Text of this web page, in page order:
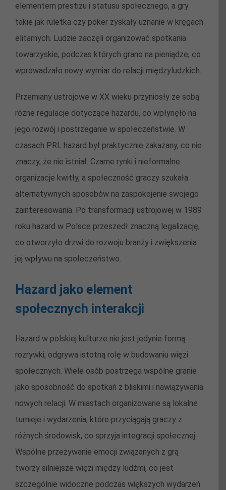
elementem prestiżu i statusu społecznego, a gry
takie jak ruletka czy poker zyskały uznanie w kręgach
elitarnych. Ludzie zaczęli organizować spotkania
towarzyskie, podczas których grano na pieniądze, co
wprowadzało nowy wymiar do relacji międzyludzkich.
Przemiany ustrojowe w XX wieku przyniosły ze sobą
różne regulacje dotyczące hazardu, co wpłynęło na
jego rozwój i postrzeganie w społeczeństwie. W
czasach PRL hazard był praktycznie zakazany, co nie
znaczy, że nie istniał. Czarne rynki i nieformalne
organizacje kwitły, a społeczność graczy szukała
alternatywnych sposobów na zaspokojenie swojego
zainteresowania. Po transformacji ustrojowej w 1989
roku hazard w Polsce przeszedł znaczną legalizację,
co otworzyło drzwi do rozwoju branży i zwiększenia
jej wpływu na społeczeństwo.
Hazard jako element
społecznych interakcji
Hazard w polskiej kulturze nie jest jedynie formą
rozrywki; odgrywa istotną rolę w budowaniu więzi
społecznych. Wiele osób postrzega wspólne granie
jako sposobność do spotkań z bliskimi i nawiązywania
nowych relacji. W miastach organizowane są lokalne
turnieje i wydarzenia, które przyciągają graczy z
różnych środowisk, co sprzyja integracji społecznej.
Wspólne przeżywanie emocji związanych z grą
tworzy silniejsze więzi między ludźmi, co jest
szczególnie widoczne podczas większych wydarzeń